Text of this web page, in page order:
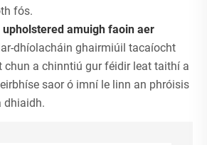
fós.
upholstered amuigh faoin aer
dhíolacháin ghairmiúil tacaíocht
chun a chinntiú gur féidir leat taithí a
saor ó imní le linn an phróisis
dhiaidh.